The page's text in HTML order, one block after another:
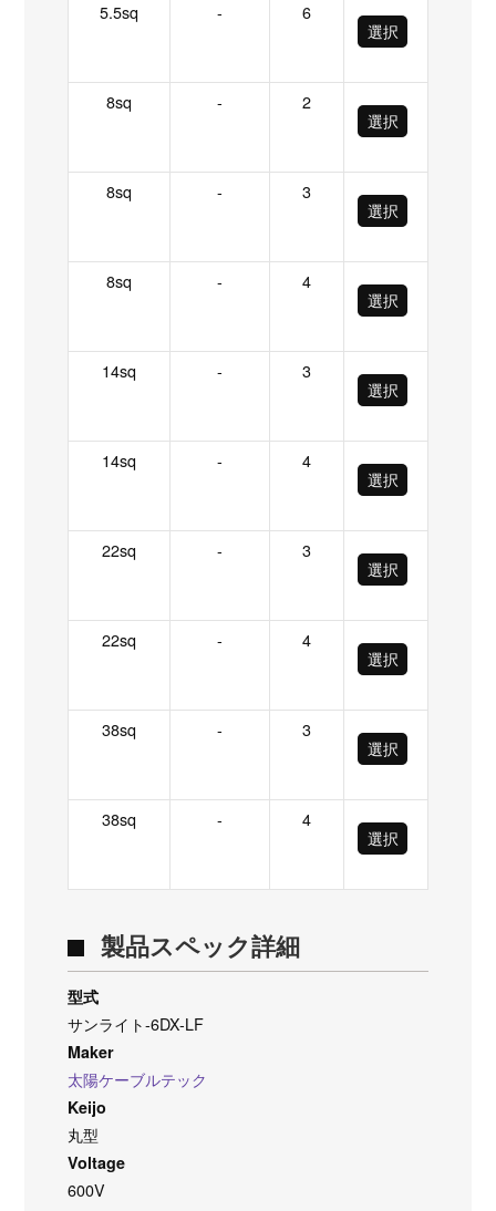
5.5sq -
6
選択
8sq -
2
選択
8sq -
3
選択
8sq -
4
選択
14sq -
3
選択
14sq -
4
選択
22sq -
3
選択
22sq -
4
選択
38sq -
3
選択
38sq -
4
選択
製品スペック詳細
型式
サンライト-6DX-LF
Maker
太陽ケーブルテック
Keijo
丸型
Voltage
600V